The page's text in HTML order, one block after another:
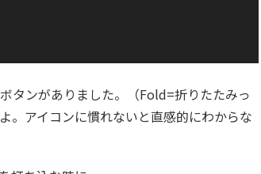
タンがありました。（Fold=折りたたみっ
。アイコンに慣れないと直感的にわからな